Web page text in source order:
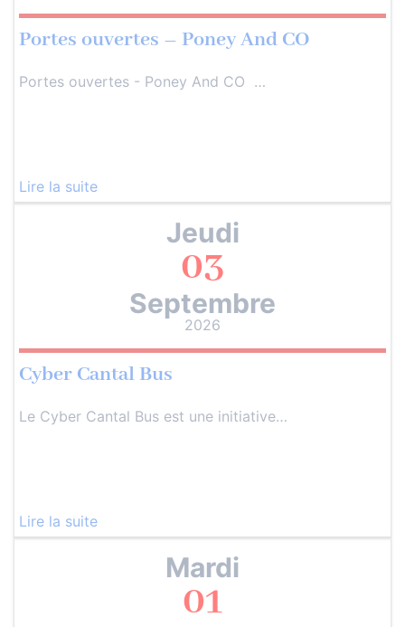
Portes ouvertes – Poney And CO
Portes ouvertes - Poney And CO …
Lire la suite
Jeudi
03
Septembre
2026
Cyber Cantal Bus
Le Cyber Cantal Bus est une initiative…
Lire la suite
Mardi
01